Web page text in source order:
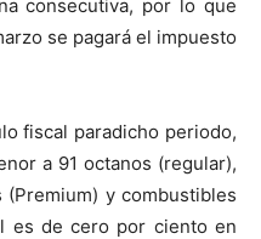
consecutiva, por lo que
se pagará el impuesto
fiscal paradicho periodo,
a 91 octanos (regular),
y combustibles
es de cero por ciento en